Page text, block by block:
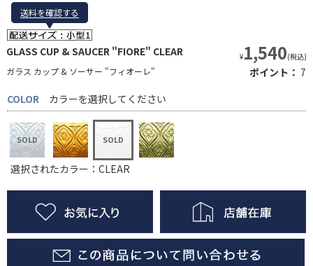
送料を確認する
送料を確認する
GLASS CUP & SAUCER "FIORE" CLEAR
ガラス カップ & ソーサー "フィオーレ"
¥1,540(税込)
ポイント： 7
COLOR
カラーを選択してください
選択されたカラー：CLEAR